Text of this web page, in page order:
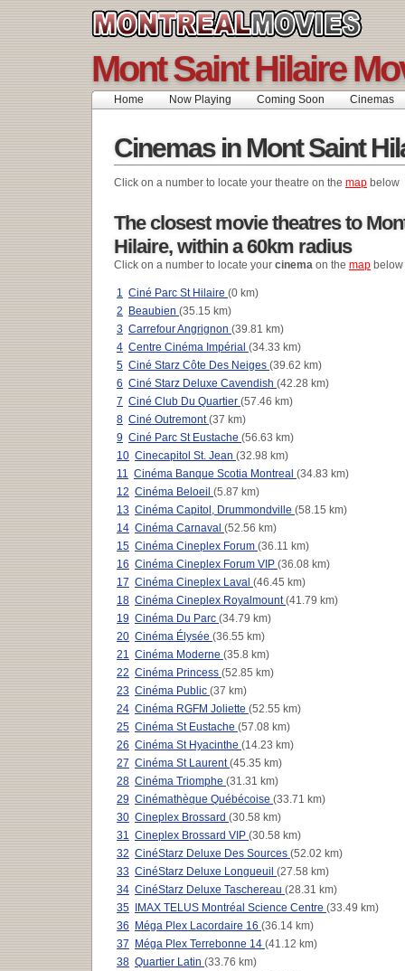
Mont Saint Hilaire
Home Now Playing Coming Soon Cinemas
Cinemas in Mont Saint
Click on a number to locate your theatre on the map below
The closest movie theatres to
Hilaire, within a 60km radius
Click on a number to locate your cinema on the map below
1 Ciné Parc St Hilaire (0 km)
2
Beaubien (35.15 km)
3 Carrefour Angrignon (39.81 km)
4 Centre Cinéma Impérial (34.33 km)
5 Ciné Starz Côte Des Neiges (39.62 km)
6 Ciné Starz Deluxe Cavendish (42.28 km)
7 Ciné Club Du Quartier (57.46 km)
8 Ciné Outremont(37 km)
9 Ciné Parc St Eustache (56.63 km)
10 Cinecapitol St. Jean (32.98 km)
11 Cinéma Banque Scotia Montreal (34.83 km)
12 Cinéma Beloeil (5.87 km)
13 Cinéma Capitol, Drummondville (58.15 km)
14 Cinéma Carnaval (52.56 km)
15 Cinéma Cineplex Forum (36.11 km)
16 Cinéma Cineplex Forum VIP (36.08 km)
17 Cinéma Cineplex Laval (46.45 km)
18 Cinéma Cineplex Royalmount(41.79 km)
19 Cinéma Du Parc (34.79 km)
20 Cinéma Élysée (36.55 km)
21 Cinéma Moderne (35.8 km)
22 Cinéma Princess (52.85 km)
23 Cinéma Public (37 km)
24 Cinéma RGFM Joliette (52.55 km)
25 Cinéma St Eustache (57.08 km)
26 Cinéma St Hyacinthe (14.23 km)
27 Cinéma St Laurent(45.35 km)
28 Cinéma Triomphe (31.31 km)
29 Cinémathèque Québécoise (33.71 km)
30 Cineplex Brossard (30.58 km)
31 Cineplex Brossard VIP (30.58 km)
32 CinéStarz Deluxe Des Sources (52.02 km)
33 CinéStarz Deluxe Longueuil (27.58 km)
34 CinéStarz Deluxe Taschereau (28.31 km)
35
IMAX TELUS Montréal Science Centre (33.49 km)
36
Méga Plex Lacordaire 16 (36.14 km)
37
Méga Plex Terrebonne 14 (41.12 km)
38 Quartier Latin (33.76 km)